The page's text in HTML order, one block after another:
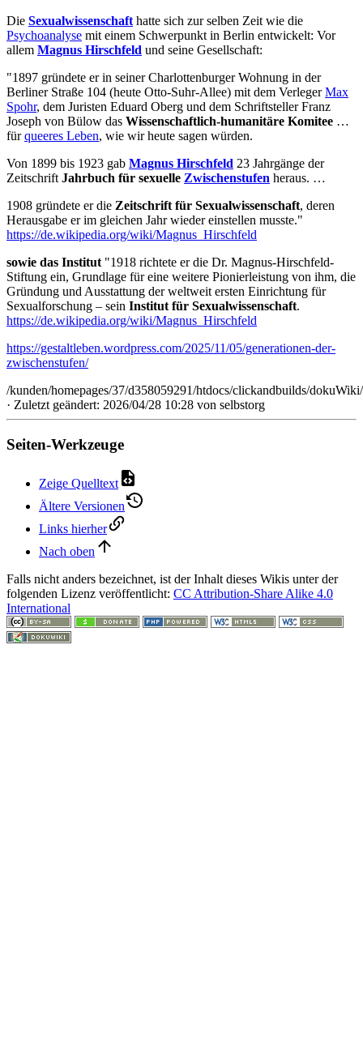
Die Sexualwissenschaft hatte sich zur selben Zeit wie die
Psychoanalyse mit einem Schwerpunkt in Berlin entwickelt: Vor
allem Magnus Hirschfeld und seine Gesellschaft:
"1897 gründete er in seiner Charlottenburger Wohnung in der
Berliner Straße 104 (heute Otto-Suhr-Allee) mit dem VerlegerMax
Spohr, dem Juristen Eduard Oberg und dem Schriftsteller Franz
Joseph von Bülow das Wissenschaftlich-humanitäre Komitee …
fürqueeres Leben, wie wir heute sagen würden.
Von 1899 bis 1923 gab Magnus Hirschfeld 23 Jahrgänge der
Zeitschrift Jahrbuch für sexuelle Zwischenstufen heraus. …
1908 gründete er die Zeitschrift für Sexualwissenschaft, deren
Herausgabe er im gleichen Jahr wieder einstellen musste."
https://de.wikipedia.org/wiki/Magnus_Hirschfeld
sowie das Institut "1918 richtete er die Dr. Magnus-Hirschfeld-
Stiftung ein, Grundlage für eine weitere Pionierleistung von ihm, die
Gründung und Ausstattung der weltweit ersten Einrichtung für
Sexualforschung – sein Institut für Sexualwissenschaft.
https://de.wikipedia.org/wiki/Magnus_Hirschfeld
https://gestaltleben.wordpress.com/2025/11/05/generationen-der-
zwischenstufen/
/kunden/homepages/37/d358059291/htdocs/clickandbuilds/
· Zuletzt geändert: 2026/04/28 10:28 von selbstorg
Seiten-Werkzeuge
Zeige Quelltext
Ältere Versionen
Links hierher
Nach oben
Falls nicht anders bezeichnet, ist der Inhalt dieses Wikis unter der
folgenden Lizenz veröffentlicht: CC Attribution-Share Alike 4.0
International